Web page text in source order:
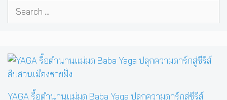
Search
YAGA รื้อตำนานแม่มด Baba Yaga ปลุกความดาร์กสู่ซีรีส์